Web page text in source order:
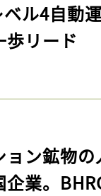
ベル4自動
歩リード
ョン鉱物
企業。